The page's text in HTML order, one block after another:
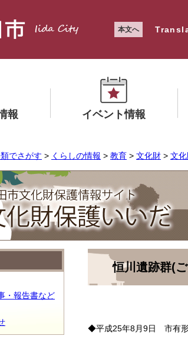
本文へ
報 イベント情報
メ
ニ
ー
を
ひ
ら
く
メ
ニ
を
ら
でさがす > くらしの情報 > 教育 > 文化財 > 文
本
恒川遺跡群(
◆平成25年8月9日 市有
・報告書など